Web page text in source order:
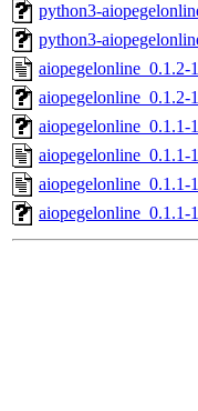
python3-
python3-
aiopegelonline_0.1.2-
aiopegelonline_0.1.2-
aiopegelonline_0.1.1-
aiopegelonline_0.1.1-
aiopegelonline_0.1.1-
aiopegelonline_0.1.1-